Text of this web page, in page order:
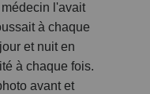
l'avait
à chaque
et nuit en
à chaque fois.
avant et